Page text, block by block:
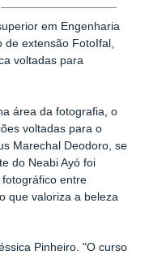
em Engenharia
de extensão FotoIfal,
voltadas para
área da fotografia, o
voltadas para o
Marechal Deodoro, se
do Neabi Ayó foi
entre
que valoriza a beleza
Pinheiro. "O curso